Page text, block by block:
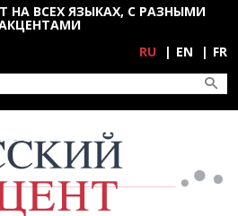
НА ВСЕХ ЯЗЫКАХ, С РАЗНЫМИ
RU EN FR